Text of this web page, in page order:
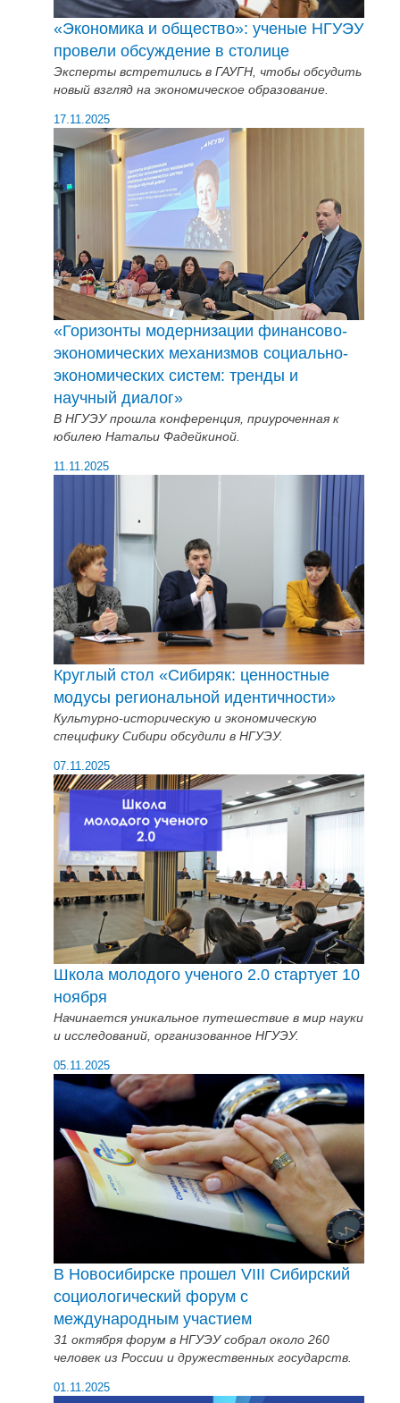
«Экономика и общество»: ученые НГУЭУ
провели обсуждение в столице
Эксперты встретились в ГАУГН, чтобы обсудить
новый взгляд на экономическое образование.
17.11.2025
«Горизонты модернизации финансово-
экономических механизмов социально-
экономических систем: тренды и
научный диалог»
В НГУЭУ прошла конференция, приуроченная к
юбилею Натальи Фадейкиной.
11.11.2025
Круглый стол «Сибиряк: ценностные
модусы региональной идентичности»
Культурно-историческую и экономическую
специфику Сибири обсудили в НГУЭУ.
07.11.2025
Школа молодого ученого 2.0 стартует 10
ноября
Начинается уникальное путешествие в мир науки
и исследований, организованное НГУЭУ.
05.11.2025
В Новосибирске прошел VIII Сибирский
социологический форум с
международным участием
31 октября форум в НГУЭУ собрал около 260
человек из России и дружественных государств.
01.11.2025